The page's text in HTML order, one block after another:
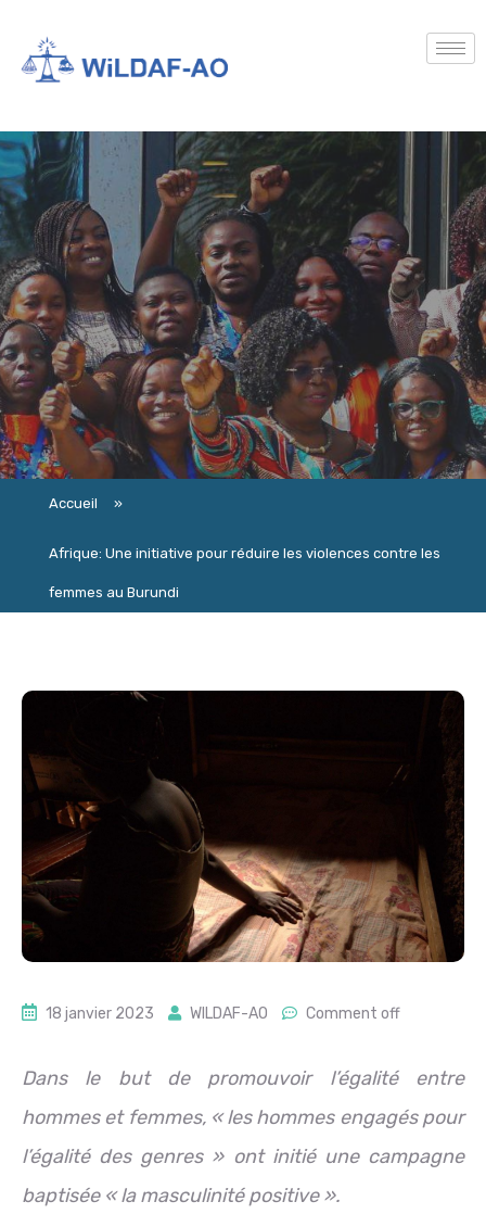
Accueil »
Afrique: Une initiative pour réduire les violences contre les
femmes au Burundi
18 janvier 2023 WILDAF-AO Comment off
Dans le but de promouvoir l’égalité entre
hommes et femmes, « les hommes engagés pour
l’égalité des genres » ont initié une campagne
baptisée « la masculinité positive ».